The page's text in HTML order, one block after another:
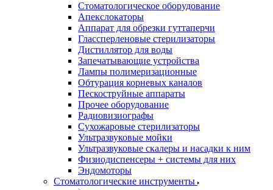
Стоматологическое оборудование
Апекслокаторы
Аппарат для обрезки гуттаперчи
Глассперленовые стерилизаторы
Дистиллятор для воды
Запечатывающие устройства
Лампы полимеризационные
Обтурация корневых каналов
Пескоструйные аппараты
Прочее оборудование
Радиовизиографы
Сухожаровые стерилизаторы
Ультразвуковые мойки
Ультразвуковые скалеры и насадки к ним
Физиодиспенсеры + системы для них
Эндомоторы
Стоматологические инструменты